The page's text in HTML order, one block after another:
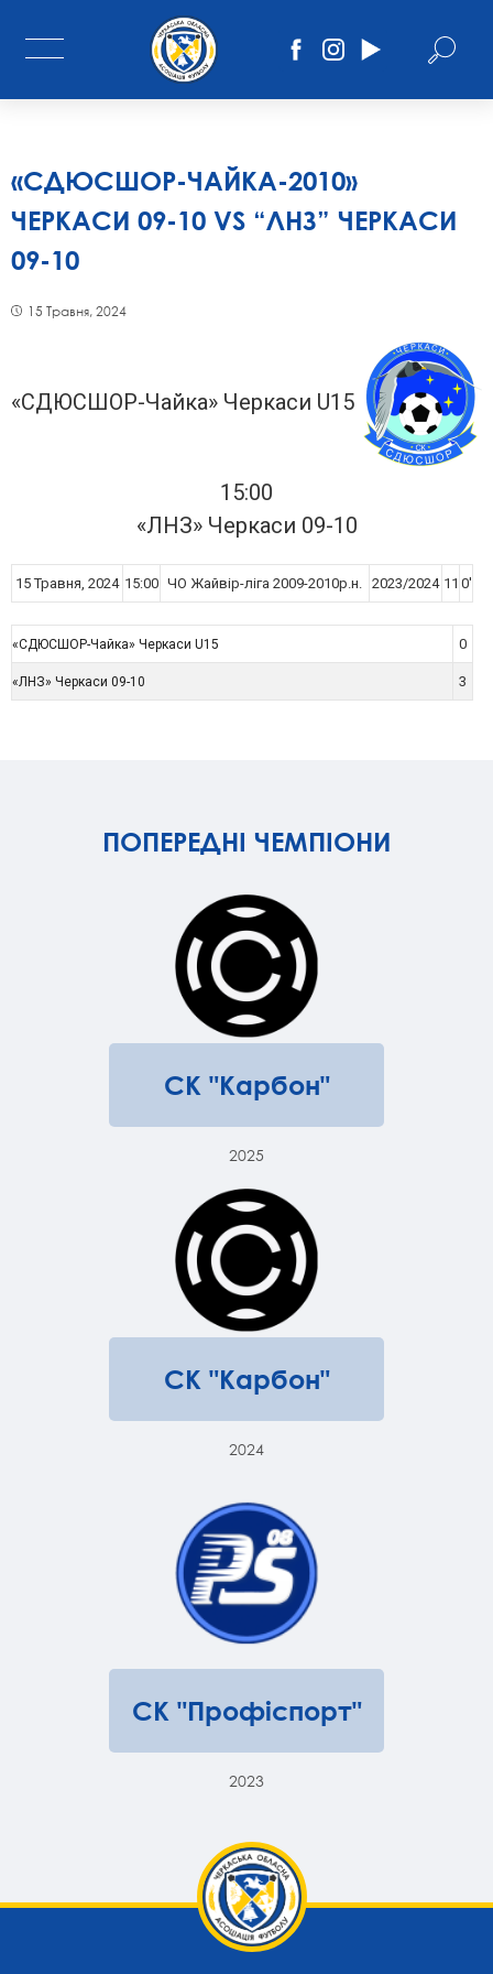
«СДЮСШОР-ЧАЙКА-2010»
ЧЕРКАСИ 09-10 VS “ЛНЗ” ЧЕРКАСИ
09-10
15 Травня, 2024
«СДЮСШОР-Чайка» Черкаси U15
15:00
«ЛНЗ» Черкаси 09-10
15 Травня, 2024 15:00 ЧО Жайвір-ліга 2009-2010р.н. 2023/2024 11 0'
«СДЮСШОР-Чайка» Черкаси U15 0
«ЛНЗ» Черкаси 09-10 3
ПОПЕРЕДНІ ЧЕМПІОНИ
СК "Карбон"
2025
СК "Карбон"
2024
СК "Профіспорт"
2023